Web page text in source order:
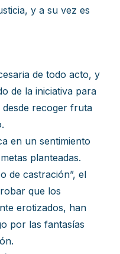
y a su vez es
de todo acto, y
de la iniciativa para
recoger fruta
en un sentimiento
planteadas.
de castración”, el
que los
erotizados, han
por las fantasías